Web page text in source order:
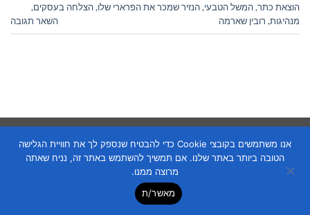
הוצאת כתר,המשל הטבעי,הנזיר שמכר את הפרארי שלו,הצלחה בעסקים,
מנהיגות, רובין שארמה השאר תגובה
אנו משתמשים בקובצי Cookie כדי להבטיח שנספק לך את חוויית הגלישה
הטובה ביותר באתר שלנו. אם תמשיך להשתמש באתר זה, נניח שאתה
מרוצה ממנו.
מאשר/ת